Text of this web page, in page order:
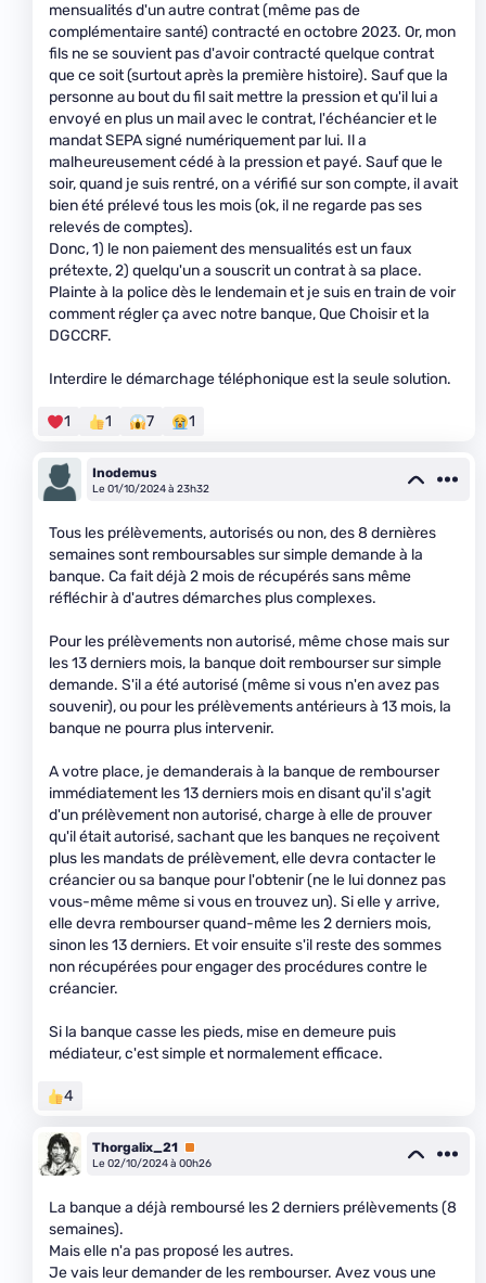
mensualités d'un autre contrat (même pas de
complémentaire santé) contracté en octobre 2023. Or, mon
fils ne se souvient pas d'avoir contracté quelque contrat
que ce soit (surtout après la première histoire). Sauf que la
personne au bout du fil sait mettre la pression et qu'il lui a
envoyé en plus un mail avec le contrat, l'échéancier et le
mandat SEPA signé numériquement par lui. Il a
malheureusement cédé à la pression et payé. Sauf que le
soir, quand je suis rentré, on a vérifié sur son compte, il avait
bien été prélevé tous les mois (ok, il ne regarde pas ses
relevés de comptes).
Donc, 1) le non paiement des mensualités est un faux
prétexte, 2) quelqu'un a souscrit un contrat à sa place.
Plainte à la police dès le lendemain et je suis en train de voir
comment régler ça avec notre banque, Que Choisir et la
DGCCRF.
Interdire le démarchage téléphonique est la seule solution.
1 1 7 1
Inodemus
Le 01/10/2024 à 23h32
Tous les prélèvements, autorisés ou non, des 8 dernières
semaines sont remboursables sur simple demande à la
banque. Ca fait déjà 2 mois de récupérés sans même
réfléchir à d'autres démarches plus complexes.
Pour les prélèvements non autorisé, même chose mais sur
les 13 derniers mois, la banque doit rembourser sur simple
demande. S'il a été autorisé (même si vous n'en avez pas
souvenir), ou pour les prélèvements antérieurs à 13 mois, la
banque ne pourra plus intervenir.
A votre place, je demanderais à la banque de rembourser
immédiatement les 13 derniers mois en disant qu'il s'agit
d'un prélèvement non autorisé, charge à elle de prouver
qu'il était autorisé, sachant que les banques ne reçoivent
plus les mandats de prélèvement, elle devra contacter le
créancier ou sa banque pour l'obtenir (ne le lui donnez pas
vous-même même si vous en trouvez un). Si elle y arrive,
elle devra rembourser quand-même les 2 derniers mois,
sinon les 13 derniers. Et voir ensuite s'il reste des sommes
non récupérées pour engager des procédures contre le
créancier.
Si la banque casse les pieds, mise en demeure puis
médiateur, c'est simple et normalement efficace.
4
Thorgalix_21 Premium
Le 02/10/2024 à 00h26
La banque a déjà remboursé les 2 derniers prélèvements (8
semaines).
Mais elle n'a pas proposé les autres.
Je vais leur demander de les rembourser. Avez vous une